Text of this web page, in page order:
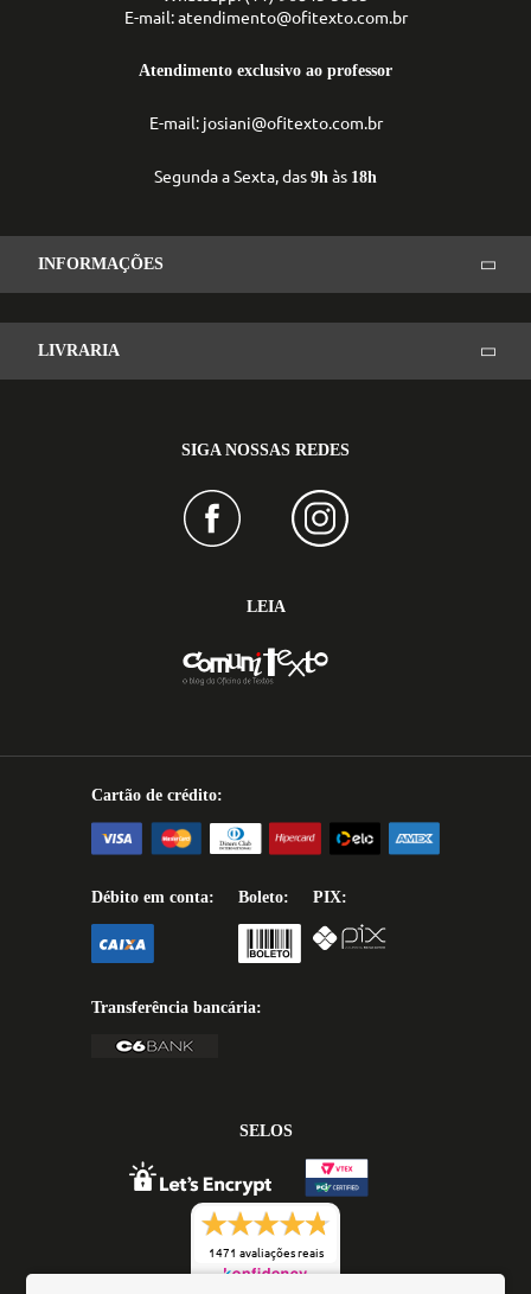
E-mail: atendimento@ofitexto.com.br
Atendimento exclusivo ao professor
E-mail: josiani@ofitexto.com.br
Segunda a Sexta, das 9h às 18h
INFORMAÇÕES
LIVRARIA
SIGA NOSSAS REDES
LEIA
Cartão de crédito:
Débito em conta: Boleto: PIX:
Transferência bancária:
SELOS
1471 avaliações reais